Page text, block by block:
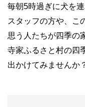
毎朝5時過ぎに犬を
スタッフの方や、こ
思う人たちが四季の
寺家ふるさと村の四
出かけてみませんか